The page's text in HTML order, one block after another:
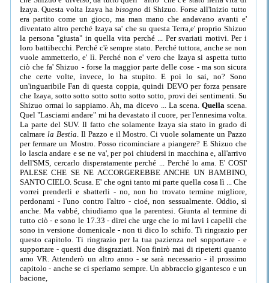
Izaya. Questa volta Izaya ha bisogno di Shizuo. Forse all'inizio tutto
era partito come un gioco, ma man mano che andavano avanti e'
diventato altro perché Izaya sa' che su questa Terra,e' proprio Shizuo
la persona "giusta" in quella vita perché ... Per svariati motivi. Per i
loro battibecchi. Perché c'è sempre stato. Perché tuttora, anche se non
vuole ammetterlo, e' lì. Perché non e' vero che Izaya si aspetta tutto
ciò che fa' Shizuo - forse la maggior parte delle cose - ma son sicura
che certe volte, invece, lo ha stupito. E poi lo sai, no? Sono
un'inguaribile Fan di questa coppia, quindi DEVO per forza pensare
che Izaya, sotto sotto sotto sotto sotto sotto, provi dei sentimenti. Su
Shizuo ormai lo sappiamo. Ah, ma dicevo ... La scena. Quella scena.
Quel "Lasciami andare" mi ha devastato il cuore, per l'ennesima volta.
La parte del SUV. Il fatto che solamente Izaya sia stato in grado di
calmare la Bestia . Il Pazzo e il Mostro. Ci vuole solamente un Pazzo
per fermare un Mostro. Posso ricominciare a piangere? E Shizuo che
lo lascia andare e se ne va', per poi chiudersi in macchina e, all'arrivo
dell'SMS, cercarlo disperatamente perché ... Perché lo ama. E' COSI'
PALESE CHE SE NE ACCORGEREBBE ANCHE UN BAMBINO,
SANTO CIELO. Scusa. E' che ogni tanto mi parte quella cosa lì ... Che
vorrei prenderli e sbatterli - no, non ho trovato termine migliore,
perdonami - l'uno contro l'altro - cioé, non sessualmente. Oddio, sì
anche. Ma vabbé, chiudiamo qua la parentesi. Giunta al termine di
tutto ciò - e sono le 17.33 - direi che urge che io mi lavi i capelli che
sono in versione domenicale - non ti dico lo schifo. Ti ringrazio per
questo capitolo. Ti ringrazio per la tua pazienza nel sopportare - e
supportare - questi due disgraziati. Non finirò mai di ripeterti quanto
amo VR. Attenderò un altro anno - se sarà necessario - il prossimo
capitolo - anche se ci speriamo sempre. Un abbraccio gigantesco e un
bacione,